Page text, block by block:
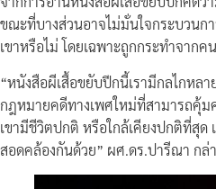
ขณะที่บางส่วนอาจไม่มั่นใจกระบวนก
เขาหรือไม่ โดยเฉพาะถูกกระทำจาก
“หนังสือผีเสื้อขยับปีกนี้เรามีกลไกหล
กฎหมายคดีทางเพศใหม่ที่สามารถคุ้ม
เขามีชีวิตปกติ หรือใกล้เคียงปกติที่สุ
สอดคล้องกันด้วย” ผศ.ดร.ปารีณา กล่